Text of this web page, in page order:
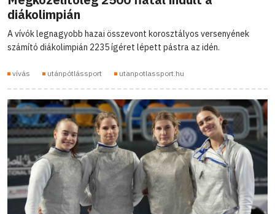
diákolimpián
A vívók legnagyobb hazai összevont korosztályos versenyének
számító diákolimpián 2235 ígéret lépett pástra az idén.
vívás utánpótlássport utanpotlassport.hu